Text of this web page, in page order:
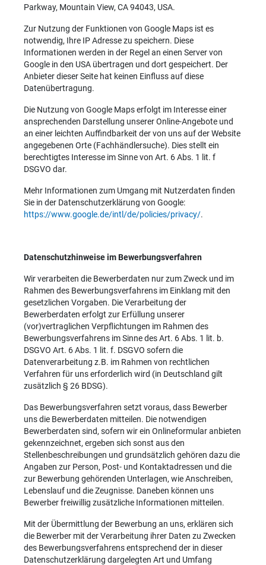
Parkway, Mountain View, CA 94043, USA.
Zur Nutzung der Funktionen von Google Maps ist es
notwendig, Ihre IP Adresse zu speichern. Diese
Informationen werden in der Regel an einen Server von
Google in den USA übertragen und dort gespeichert. Der
Anbieter dieser Seite hat keinen Einfluss auf diese
Datenübertragung.
Die Nutzung von Google Maps erfolgt im Interesse einer
ansprechenden Darstellung unserer Online-Angebote und
an einer leichten Auffindbarkeit der von uns auf der Website
angegebenen Orte (Fachhändlersuche). Dies stellt ein
berechtigtes Interesse im Sinne von Art. 6 Abs. 1 lit. f
DSGVO dar.
Mehr Informationen zum Umgang mit Nutzerdaten finden
Sie in der Datenschutzerklärung von Google:
https://www.google.de/intl/de/policies/privacy/.
Datenschutzhinweise im Bewerbungsverfahren
Wir verarbeiten die Bewerberdaten nur zum Zweck und im
Rahmen des Bewerbungsverfahrens im Einklang mit den
gesetzlichen Vorgaben. Die Verarbeitung der
Bewerberdaten erfolgt zur Erfüllung unserer
(vor)vertraglichen Verpflichtungen im Rahmen des
Bewerbungsverfahrens im Sinne des Art. 6 Abs. 1 lit. b.
DSGVO Art. 6 Abs. 1 lit. f. DSGVO sofern die
Datenverarbeitung z.B. im Rahmen von rechtlichen
Verfahren für uns erforderlich wird (in Deutschland gilt
zusätzlich § 26 BDSG).
Das Bewerbungsverfahren setzt voraus, dass Bewerber
uns die Bewerberdaten mitteilen. Die notwendigen
Bewerberdaten sind, sofern wir ein Onlineformular anbieten
gekennzeichnet, ergeben sich sonst aus den
Stellenbeschreibungen und grundsätzlich gehören dazu die
Angaben zur Person, Post- und Kontaktadressen und die
zur Bewerbung gehörenden Unterlagen, wie Anschreiben,
Lebenslauf und die Zeugnisse. Daneben können uns
Bewerber freiwillig zusätzliche Informationen mitteilen.
Mit der Übermittlung der Bewerbung an uns, erklären sich
die Bewerber mit der Verarbeitung ihrer Daten zu Zwecken
des Bewerbungsverfahrens entsprechend der in dieser
Datenschutzerklärung dargelegten Art und Umfang